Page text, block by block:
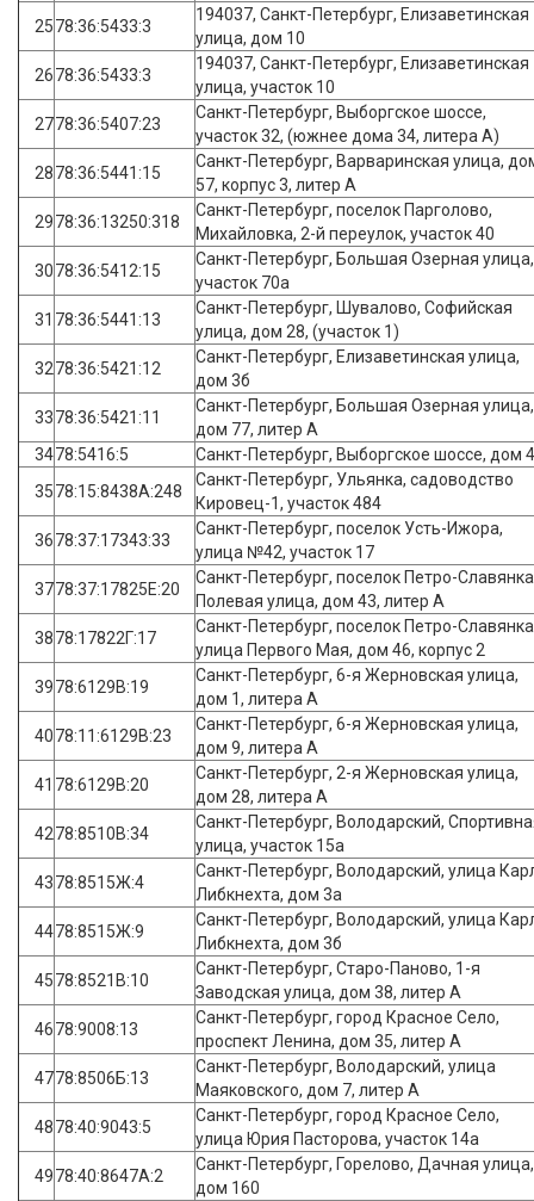
2578:36:5433:3
194037, Санкт-Петербург, Елизаветинская
улица, дом 10
2678:36:5433:3
194037, Санкт-Петербург, Елизаветинская
улица, участок 10
2778:36:5407:23
Санкт-Петербург, Выборгское шоссе,
участок 32, (южнее дома 34, литера А)
2878:36:5441:15
Санкт-Петербург, Варваринская улица,
57, корпус 3, литер А
2978:36:13250:318
Санкт-Петербург, поселок Парголово,
Михайловка, 2-й переулок, участок 40
3078:36:5412:15
Санкт-Петербург, Большая Озерная улица,
участок 70а
31 78:36:5441:13
Санкт-Петербург, Шувалово, Софийская
улица, дом 28, (участок 1)
3278:36:5421:12
Санкт-Петербург, Елизаветинская улица,
дом 3б
3378:36:5421:11
Санкт-Петербург, Большая Озерная улица,
дом 77, литер А
3478:5416:5
Санкт-Петербург, Выборгское шоссе, дом
3578:15:8438А:248
Санкт-Петербург, Ульянка, садоводство
Кировец-1, участок 484
3678:37:17343:33
Санкт-Петербург, поселок Усть-Ижора,
улица №42, участок 17
3778:37:17825Е:20
Санкт-Петербург, поселок Петро-
Полевая улица, дом 43, литер А
3878:17822Г:17
Санкт-Петербург, поселок Петро-
улица Первого Мая, дом 46, корпус 2
3978:6129В:19
Санкт-Петербург, 6-я Жерновская улица,
дом 1, литера А
4078:11:6129В:23
Санкт-Петербург, 6-я Жерновская улица,
дом 9, литера А
41 78:6129В:20
Санкт-Петербург, 2-я Жерновская улица,
дом 28, литера А
4278:8510В:34
Санкт-Петербург, Володарский,
улица, участок 15а
4378:8515Ж:4
Санкт-Петербург, Володарский, улица
Либкнехта, дом 3а
4478:8515Ж:9
Санкт-Петербург, Володарский, улица
Либкнехта, дом 3б
4578:8521В:10
Санкт-Петербург, Старо-Паново, 1-я
Заводская улица, дом 38, литер А
4678:9008:13
Санкт-Петербург, город Красное Село,
проспект Ленина, дом 35, литер А
4778:8506Б:13
Санкт-Петербург, Володарский, улица
Маяковского, дом 7, литер А
4878:40:9043:5
Санкт-Петербург, город Красное Село,
улица Юрия Пасторова, участок 14а
4978:40:8647А:2
Санкт-Петербург, Горелово, Дачная улица,
дом 160